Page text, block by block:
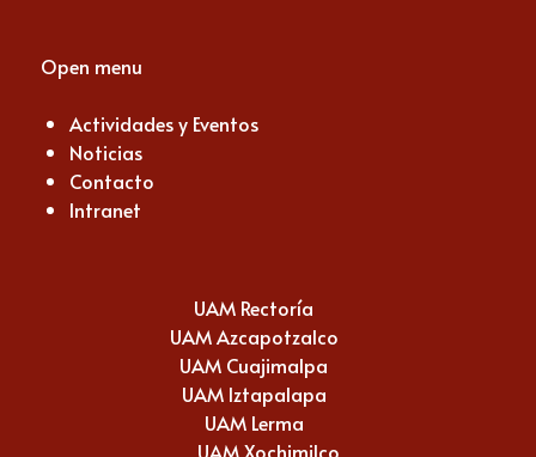
Open menu
Actividades y Eventos
Noticias
Contacto
Intranet
UAM Rectoría
UAM Azcapotzalco
UAM Cuajimalpa
UAM Iztapalapa
UAM Lerma
UAM Xochimilco